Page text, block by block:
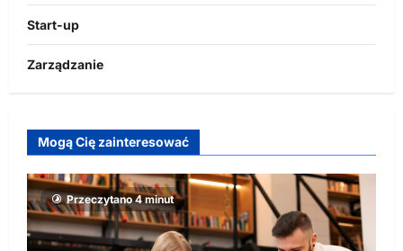
Start-up
Zarządzanie
Mogą Cię zainteresować
Przeczytano 4 minut